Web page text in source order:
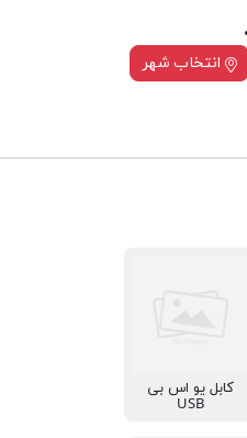
انتخاب شهر
کابل یو اس بی
USB